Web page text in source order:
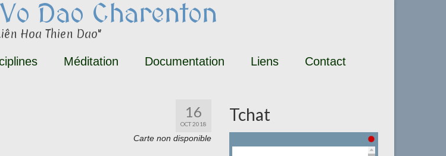
Dao Charenton
Hoa Thien Dao"
Méditation Documentation Liens Contact
16
OCT 2018
Carte non disponible
Tchat